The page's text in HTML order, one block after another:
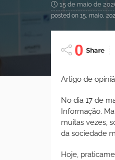
15 de maio de
posted on 15, maio,
0 Share
Artigo de
No dia 17 de
Informação.
muitas vezes,
da sociedade
Hoje,